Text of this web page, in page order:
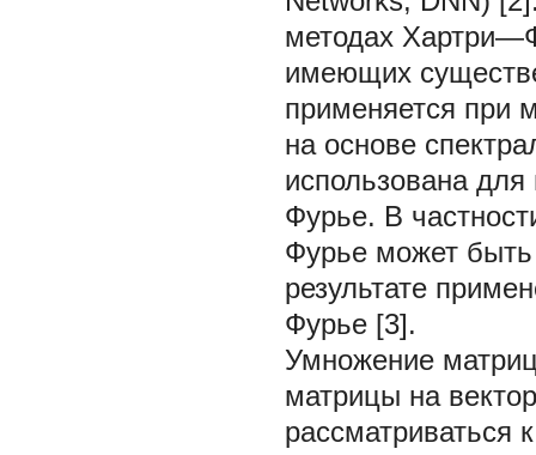
методах
имеющих
применяется при
на основе
использована
Фурье. В
Фурье может быть
результате
Фурье [3].
Умножение
матрицы на
рассматриваться